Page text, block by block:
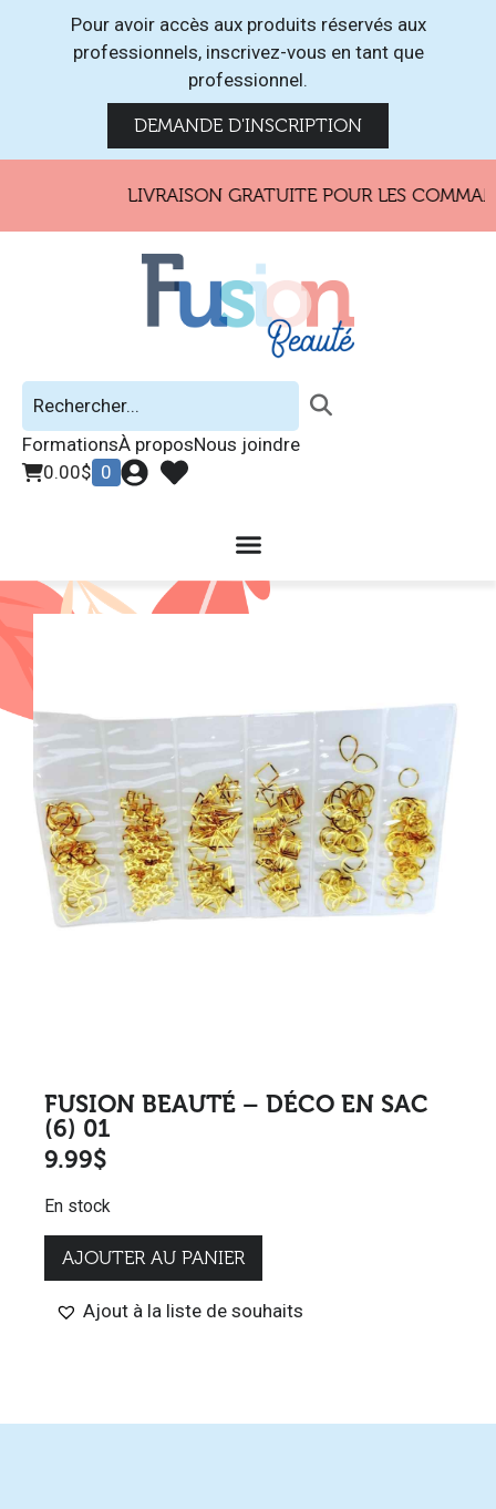
Pour avoir accès aux produits réservés aux
professionnels, inscrivez-vous en tant que
professionnel.
DEMANDE D'INSCRIPTION
LIVRAISON GRATUITE POUR LES
FormationsÀ proposNous joindre
0.00$ 0
FUSION BEAUTÉ – DÉCO EN SAC
(6) 01
9.99$
En stock
AJOUTER AU PANIER
Ajout à la liste de souhaits